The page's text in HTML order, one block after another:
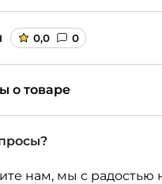
0,0 0
о товаре
нам, мы с радостью